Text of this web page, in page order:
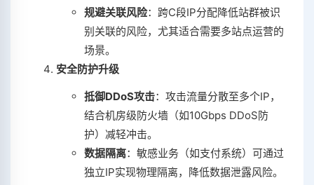
规避关联风险‌：跨C段IP分配降低站群被识
别关联的风险，尤其适合需要多站点运营的
场景‌。
安全防护升级
抵御DDoS攻击‌：攻击流量分散至多个IP，
结合机房级防火墙（如10Gbps DDoS防
护）减轻冲击‌。
数据隔离‌：敏感业务（如支付系统）可通过
独立IP实现物理隔离，降低数据泄露风险‌。